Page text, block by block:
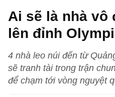
Ai sẽ là nhà vô
lên đỉnh
4 nhà leo núi đến từ
sẽ tranh tài trong trận
để chạm tới vòng nguyệt